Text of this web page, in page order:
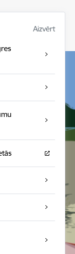
Aizvērt